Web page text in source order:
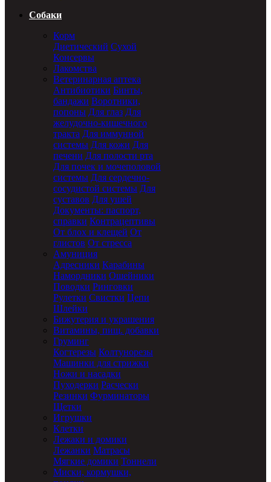
Собаки
Корм
Диетический Сухой
Консервы
Лакомства
Ветеринарная аптека
Антибиотики Бинты,
бандажи Воротники,
попоны Для глаз Для
желудочно-кишечного
тракта Для иммунной
системы Для кожи Для
печени Для полости рта
Для почек и мочеполовой
системы Для сердечно-
сосудистой системы Для
суставов Для ушей
Документы: паспорт,
справки Контрацептивы
От блох и клещей От
глистов От стресса
Амуниция
Адресники Карабины
Намордники Ошейники
Поводки Ринговки
Рулетки Свистки Цепи
Шлейки
Бижутерия и украшения
Витамины, пищ. добавки
Груминг
Когтерезы Колтунорезы
Машинки для стрижки
Ножи и насадки
Пуходерки Расчески
Резинки Фурминаторы
Щетки
Игрушки
Клетки
Лежаки и домики
Лежанки Матрасы
Мягкие домики Тоннели
Миски, кормушки,